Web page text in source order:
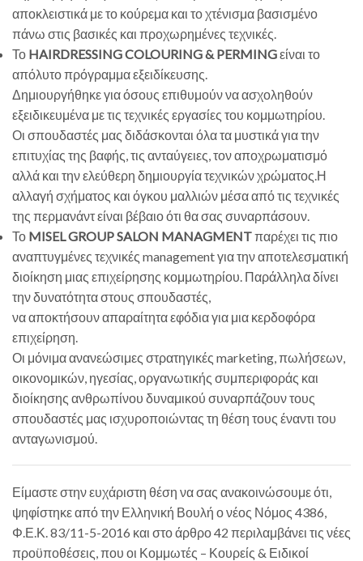
αποκλειστικά με το κούρεμα και το χτένισμα βασισμένο
πάνω στις βασικές και προχωρημένες τεχνικές.
Το HAIRDRESSING COLOURING & PERMINGείναι το
απόλυτο πρόγραμμα εξειδίκευσης.
Δημιουργήθηκε για όσους επιθυμούν να ασχοληθούν
εξειδικευμένα με τις τεχνικές εργασίες του κομμωτηρίου.
Οι σπουδαστές μας διδάσκονται όλα τα μυστικά για την
επιτυχίας της βαφής, τις ανταύγειες, τον αποχρωματισμό
αλλά και την ελεύθερη δημιουργία τεχνικών χρώματος.Η
αλλαγή σχήματος και όγκου μαλλιών μέσα από τις τεχνικές
της περμανάντ είναι βέβαιο ότι θα σας συναρπάσουν.
Το MISEL GROUP SALON MANAGMENTπαρέχει τις πιο
αναπτυγμένες τεχνικές management για την αποτελεσματική
διοίκηση μιας επιχείρησης κομμωτηρίου. Παράλληλα δίνει
την δυνατότητα στους σπουδαστές,
να αποκτήσουν απαραίτητα εφόδια για μια κερδοφόρα
επιχείρηση.
Οι μόνιμα ανανεώσιμες στρατηγικές marketing, πωλήσεων,
οικονομικών, ηγεσίας, οργανωτικής συμπεριφοράς και
διοίκησης ανθρωπίνου δυναμικού συναρπάζουν τους
σπουδαστές μας ισχυροποιώντας τη θέση τους έναντι του
ανταγωνισμού.
Είμαστε στην ευχάριστη θέση να σας ανακοινώσουμε ότι,
ψηφίστηκε από την Ελληνική Βουλή ο νέος Νόμος 4386,
Φ.Ε.Κ. 83/11-5-2016 και στο άρθρο 42 περιλαμβάνει τις νέες
προϋποθέσεις, που οι Κομμωτές – Κουρείς & Ειδικοί